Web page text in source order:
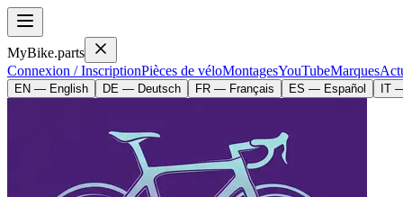
MyBike.parts
Connexion / InscriptionPièces de véloMontagesYouTubeMarques
EN — English DE — Deutsch FR — Français ES — Español IT